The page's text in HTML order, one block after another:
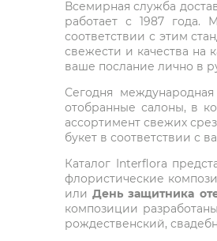
Всемирная служба
работает с 1987
соответствии с этим
свежести и качества
ваше послание лично в
Сегодня
отобранные салоны, в
ассортимент свежих
букет в соответствии с
Каталог Interflora
флористические
илиДень защитника
композиции
рождественский,